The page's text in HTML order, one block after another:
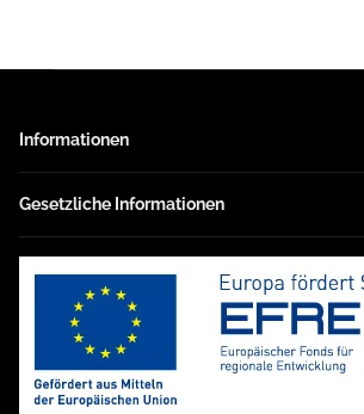
Informationen
Gesetzliche Informationen